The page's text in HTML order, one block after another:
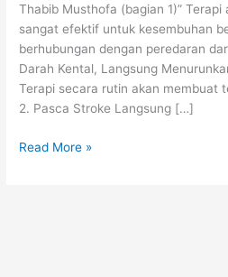
Thabib Musthofa (bagian 1)” Terapi
sangat efektif untuk kesembuhan
berhubungan dengan peredaran
Darah Kental, Langsung
Terapi secara rutin akan membuat
2. Pasca Stroke Langsung […]
AL-
Read More »